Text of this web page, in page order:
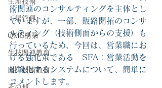
工場管理
QMS構築
生技関連教育
固有技術教育
術関連のコンサルティングを主体とし
ていますが、一部、販路開拓のコンサ
ルティング（技術側面からの支援）も
行っているため、今回は、営業職にお
ける強化策である　SFA：営業活動を
組織化するシステムについて、簡単に
コメントします。